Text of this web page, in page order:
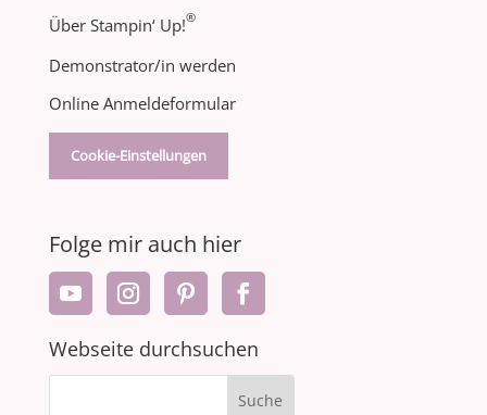
Über Stampin‘ Up!®
Demonstrator/in werden
Online Anmeldeformular
Cookie-Einstellungen
Folge mir auch hier
Webseite durchsuchen